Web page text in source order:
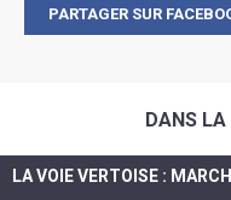
PARTAGER SUR
DANS LA
LA VOIE VERTOISE :